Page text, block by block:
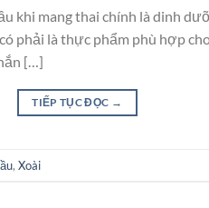
khi mang thai chính là dinh
phải là thực phẩm phù hợp
[…]
TIẾP TỤC ĐỌC →
, Xoài